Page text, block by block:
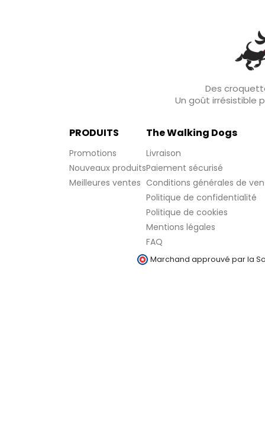
Des
Un goût irrésistible
PRODUITS
Promotions
Nouveaux produits
Meilleures ventes
The Walking Dogs
Livraison
Paiement sécurisé
Conditions générales de
Politique de confidentialité
Politique de cookies
Mentions légales
FAQ
Marchand approuvé par la